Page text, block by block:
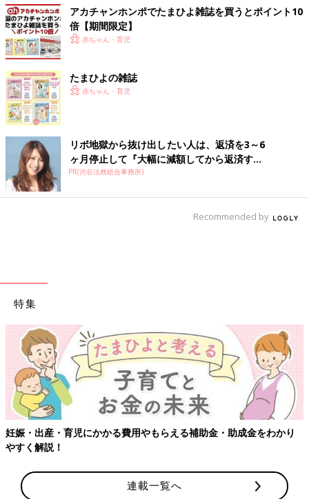
アカチャンホンポでたまひよ雑誌を買うとポイント10
倍【期間限定】
赤ちゃん・育児
たまひよの雑誌
赤ちゃん・育児
リボ地獄から抜け出したい人は、返済を3～6
ヶ月停止して『大幅に減額してから返済す...
PR(渋谷法務総合事務所)
Recommended by
特集
かる費用やもらえる補助金・助成金をわかり
【ワクチン接種でき
連載一覧へ